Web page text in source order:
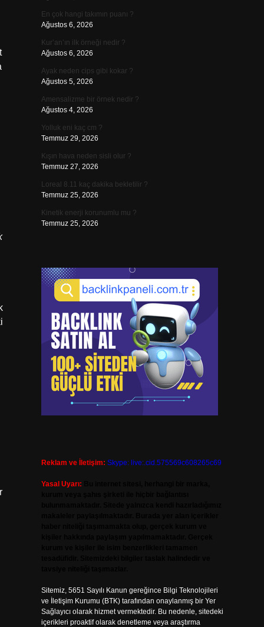
En çok hangi takımın puanı ?
Ağustos 6, 2026
Kur’an’ın ilk örneği nedir ?
Ağustos 6, 2026
Ayak neden cips gibi kokar ?
Ağustos 5, 2026
Amensalizme bir örnek nedir ?
Ağustos 4, 2026
Yolluk eni kaç cm ?
Temmuz 29, 2026
Kışın hava neden sisli olur ?
Temmuz 27, 2026
Loreal 8.11 kaç dakika bekletilir ?
Temmuz 25, 2026
Kinetik enerji korunumlu mu ?
Temmuz 25, 2026
Reklam ve İletişim: Skype: live:.cid.575569c608265c69
Yasal Uyarı:
Sitemiz, 5651 Sayılı Kanun gereğince Bilgi Teknolojileri
ve İletişim Kurumu (BTK) tarafından onaylanmış bir Yer
Sağlayıcı olarak hizmet vermektedir. Bu nedenle, sitedeki
içerikleri proaktif olarak denetleme veya araştırma